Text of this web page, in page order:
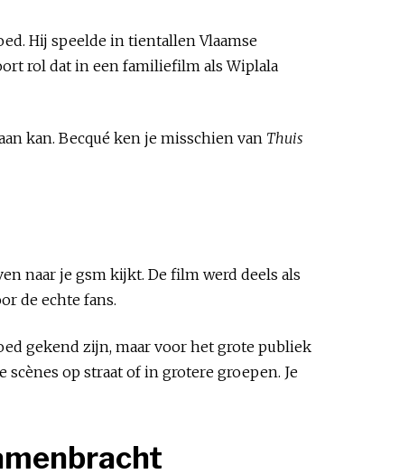
Hij speelde in tientallen Vlaamse
rol dat in een familiefilm als Wiplala
kan. Becqué ken je misschien van Thuis
naar je gsm kijkt. De film werd deels als
de echte fans.
gekend zijn, maar voor het grote publiek
op straat of in grotere groepen. Je